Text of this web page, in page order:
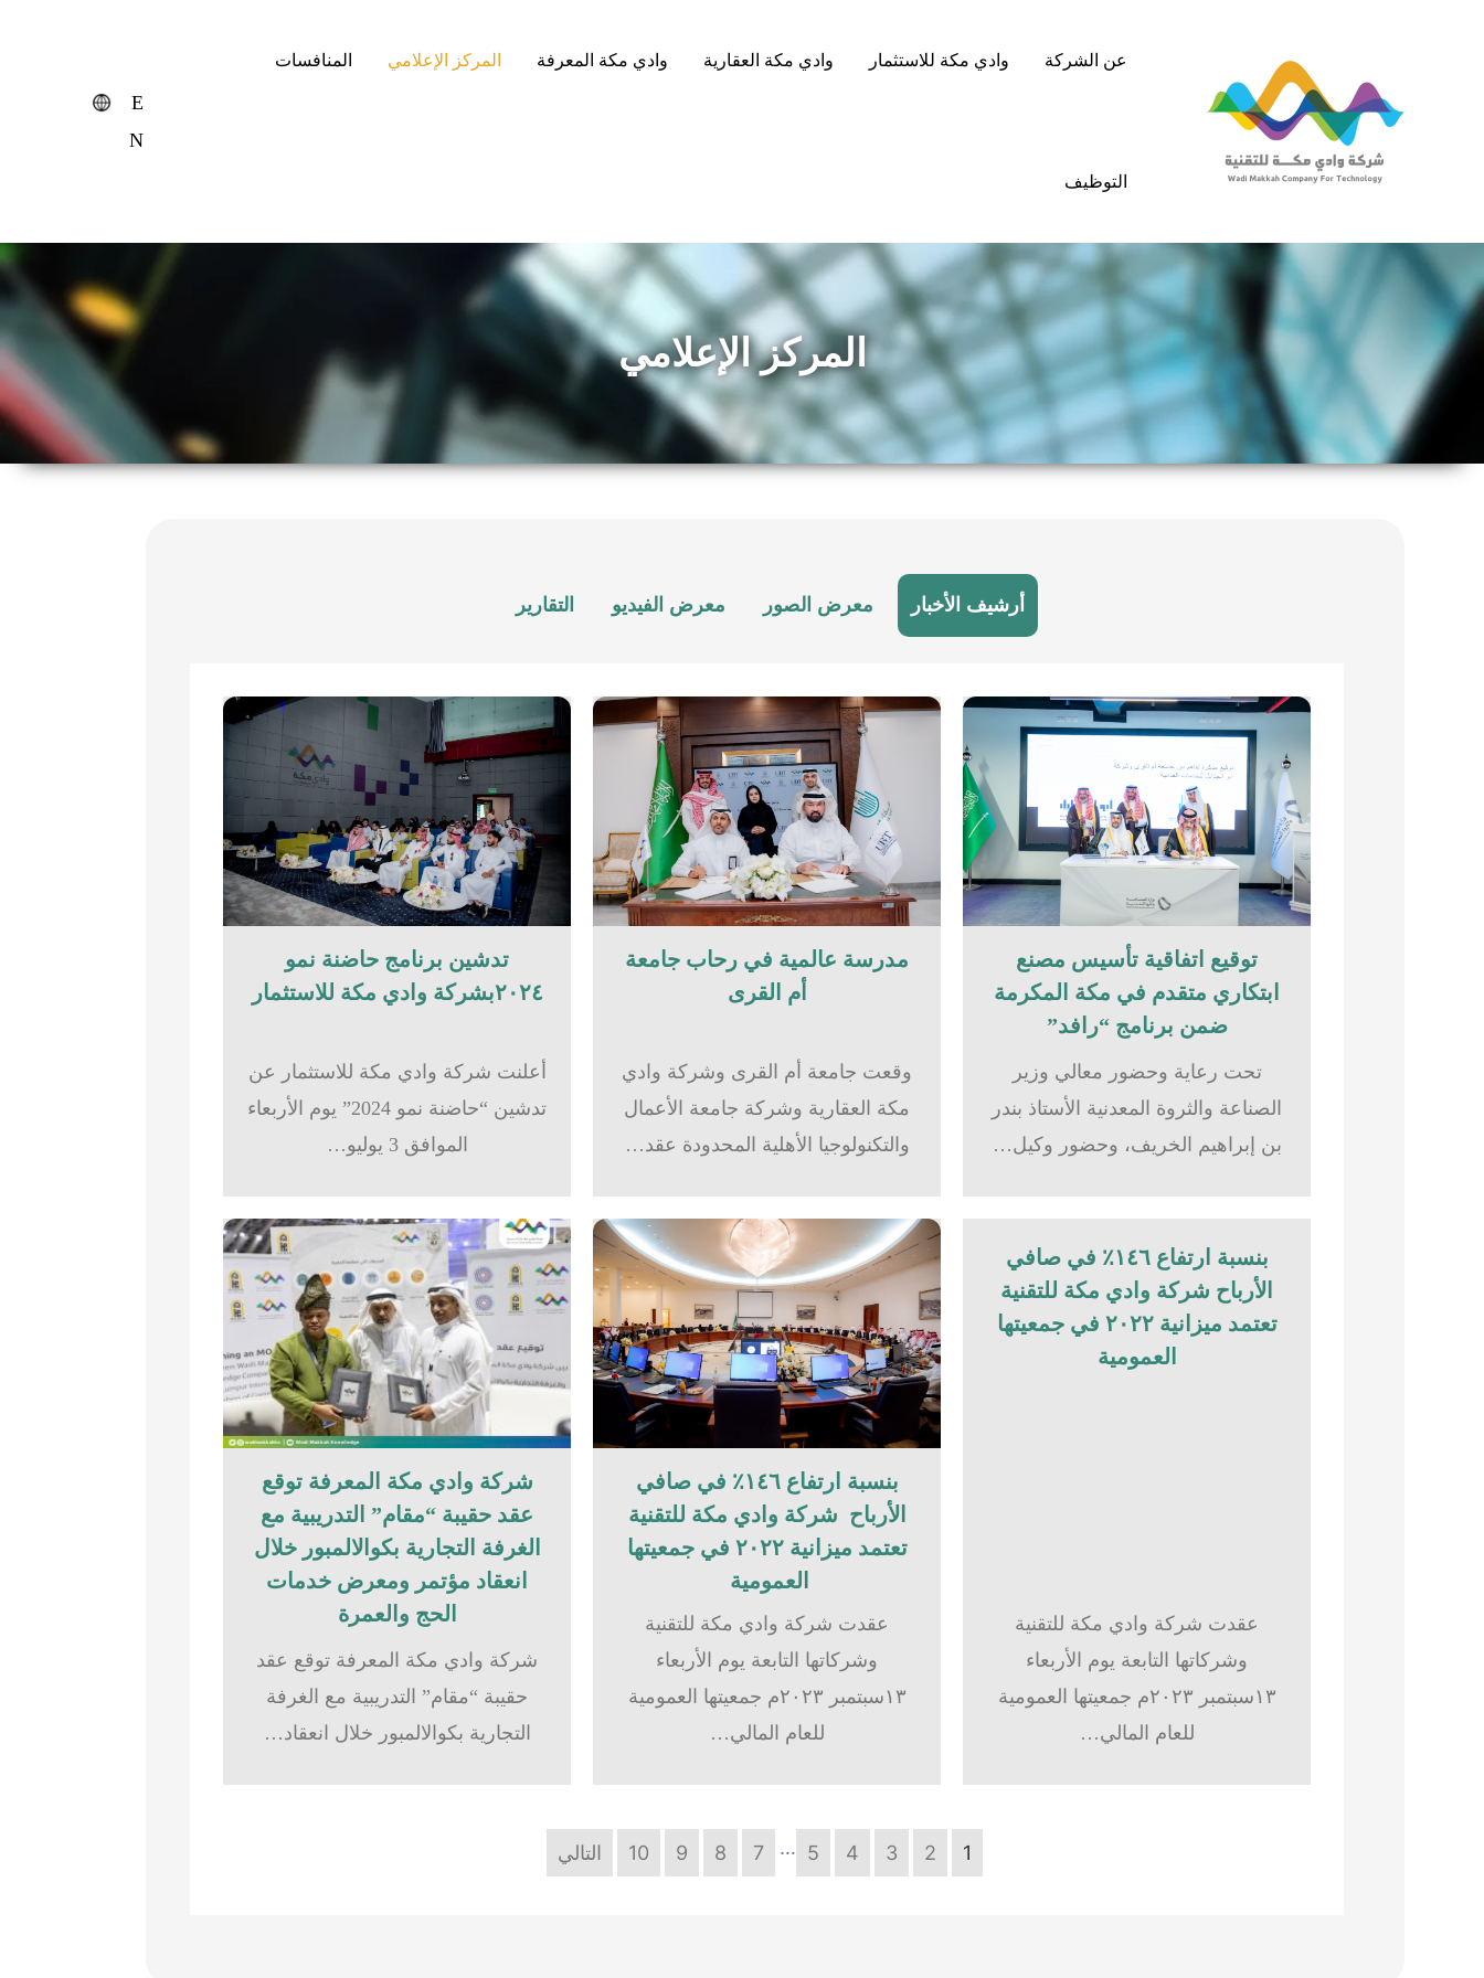
عن الشركة وادي مكة للاستثمار وادي مكة العقارية وادي مكة المعرفة المركز الإعلامي المنافسات
التوظيف
E
N
المركز الإعلامي
أرشيف الأخبار معرض الصور معرض الفيديو التقارير
توقيع اتفاقية تأسيس مصنع
ابتكاري متقدم في مكة المكرمة
ضمن برنامج “رافد”
تحت رعاية وحضور معالي وزير
الصناعة والثروة المعدنية الأستاذ بندر
بن إبراهيم الخريف، وحضور وكيل…
مدرسة عالمية في رحاب جامعة
أم القرى​
وقعت جامعة أم القرى وشركة وادي
مكة العقارية وشركة جامعة الأعمال
والتكنولوجيا الأهلية المحدودة عقد…
تدشين برنامج حاضنة نمو
٢٠٢٤بشركة وادي مكة للاستثمار
أعلنت شركة وادي مكة للاستثمار عن
تدشين “حاضنة نمو 2024” يوم الأربعاء
الموافق 3 يوليو…
بنسبة ارتفاع ١٤٦٪؜ في صافي
الأرباح شركة وادي مكة للتقنية
تعتمد ميزانية ٢٠٢٢ في جمعيتها
العمومية
عقدت شركة وادي مكة للتقنية
وشركاتها التابعة يوم الأربعاء
١٣سبتمبر ٢٠٢٣م جمعيتها العمومية
للعام المالي…
بنسبة ارتفاع ١٤٦٪؜ في صافي
الأرباح شركة وادي مكة للتقنية
تعتمد ميزانية ٢٠٢٢ في جمعيتها
العمومية
عقدت شركة وادي مكة للتقنية
وشركاتها التابعة يوم الأربعاء
١٣سبتمبر ٢٠٢٣م جمعيتها العمومية
للعام المالي…
شركة وادي مكة المعرفة توقع
عقد حقيبة “مقام” التدريبية مع
الغرفة التجارية بكوالالمبور خلال
انعقاد مؤتمر ومعرض خدمات
الحج والعمرة
شركة وادي مكة المعرفة توقع عقد
حقيبة “مقام” التدريبية مع الغرفة
التجارية بكوالالمبور خلال انعقاد…
1
2
3
4
5
…
7
8
9
10 التالي